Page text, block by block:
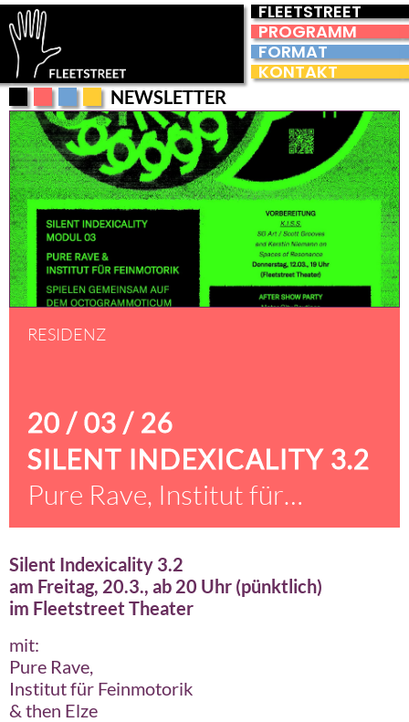
FLEETSTREET
PROGRAMM
FORMAT
KONTAKT
NEWSLETTER
RESIDENZ
20 / 03 / 26
SILENT INDEXICALITY 3.2
Pure Rave, Institut für
Feinmotorik & then Elze
Silent Indexicality 3.2
am Freitag, 20.3., ab 20 Uhr (pünktlich)
im Fleetstreet Theater
mit:
Pure Rave,
Institut für Feinmotorik
& then Elze